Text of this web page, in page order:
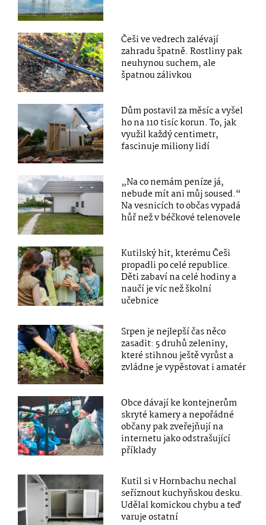
Češi ve vedrech zalévají
zahradu špatně. Rostliny pak
neuhynou suchem, ale
špatnou zálivkou
Dům postavil za měsíc a vyšel
ho na 110 tisíc korun. To, jak
využil každý centimetr,
fascinuje miliony lidí
„Na co nemám peníze já,
nebude mít ani můj soused.“
Na vesnicích to občas vypadá
hůř než v béčkové telenovele
Kutilský hit, kterému Češi
propadli po celé republice.
Děti zabaví na celé hodiny a
naučí je víc než školní
učebnice
Srpen je nejlepší čas něco
zasadit: 5 druhů zeleniny,
které stihnou ještě vyrůst a
zvládne je vypěstovat i amatér
Obce dávají ke kontejnerům
skryté kamery a nepořádné
občany pak zveřejňují na
internetu jako odstrašující
příklady
Kutil si v Hornbachu nechal
seříznout kuchyňskou desku.
Udělal komickou chybu a teď
varuje ostatní